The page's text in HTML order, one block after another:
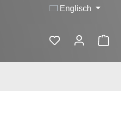
Englisch